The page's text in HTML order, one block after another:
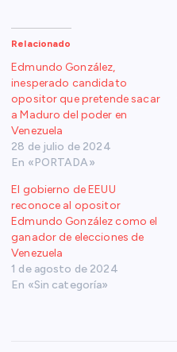
Relacionado
Edmundo González,
inesperado candidato
opositor que pretende sacar
a Maduro del poder en
Venezuela
28 de julio de 2024
En «PORTADA»
El gobierno de EEUU
reconoce al opositor
Edmundo González como el
ganador de elecciones de
Venezuela
1 de agosto de 2024
En «Sin categoría»